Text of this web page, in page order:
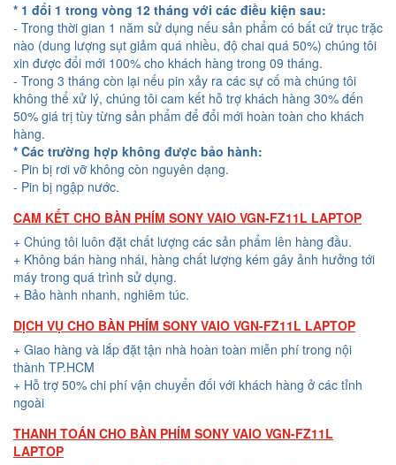
* 1 đổi 1 trong vòng 12 tháng với các điều kiện sau:
- Trong thời gian 1 năm sử dụng nếu sản phẩm có bất cứ trục trặc
nào (dung lượng sụt giảm quá nhiều, độ chai quá 50%) chúng tôi
xin được đổi mới 100% cho khách hàng trong 09 tháng.
- Trong 3 tháng còn lại nếu pin xảy ra các sự cố mà chúng tôi
không thể xử lý, chúng tôi cam kết hỗ trợ khách hàng 30% đến
50% giá trị tùy từng sản phẩm để đổi mới hoàn toàn cho khách
hàng.
* Các trường hợp không được bảo hành:
- Pin bị rơi vỡ không còn nguyên dạng.
- Pin bị ngập nước.
CAM KẾT CHO BÀN PHÍM SONY VAIO VGN-FZ11L LAPTOP
+ Chúng tôi luôn đặt chất lượng các sản phẩm lên hàng đầu.
+ Không bán hàng nhái, hàng chất lượng kém gây ảnh hưởng tới
máy trong quá trình sử dụng.
+ Bảo hành nhanh, nghiêm túc.
DỊCH VỤ CHO BÀN PHÍM SONY VAIO VGN-FZ11L LAPTOP
+ Giao hàng và lắp đặt tận nhà hoàn toàn miễn phí trong nội
thành TP.HCM
+ Hỗ trợ 50% chi phí vận chuyển đối với khách hàng ở các tỉnh
ngoài
THANH TOÁN CHO BÀN PHÍM SONY VAIO VGN-FZ11L
LAPTOP